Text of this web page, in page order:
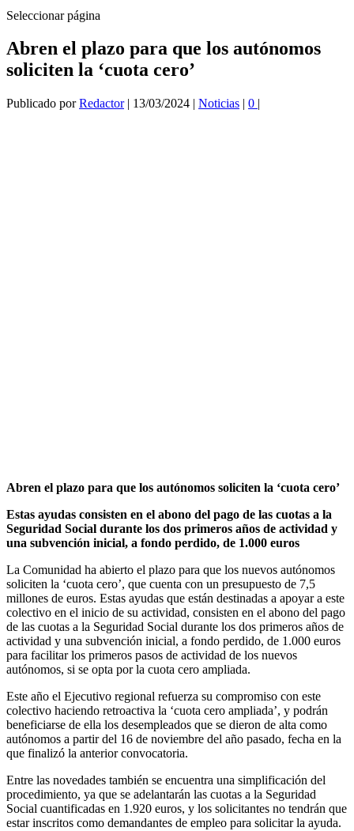
Seleccionar página
Abren el plazo para que los autónomos
soliciten la ‘cuota cero’
Publicado porRedactor| 13/03/2024 | Noticias | 0 |
Abren el plazo para que los autónomos soliciten la ‘cuota cero’
Estas ayudas consisten en el abono del pago de las cuotas a la
Seguridad Social durante los dos primeros años de actividad y
una subvención inicial, a fondo perdido, de 1.000 euros
La Comunidad ha abierto el plazo para que los nuevos autónomos
soliciten la ‘cuota cero’, que cuenta con un presupuesto de 7,5
millones de euros. Estas ayudas que están destinadas a apoyar a este
colectivo en el inicio de su actividad, consisten en el abono del pago
de las cuotas a la Seguridad Social durante los dos primeros años de
actividad y una subvención inicial, a fondo perdido, de 1.000 euros
para facilitar los primeros pasos de actividad de los nuevos
autónomos, si se opta por la cuota cero ampliada.
Este año el Ejecutivo regional refuerza su compromiso con este
colectivo haciendo retroactiva la ‘cuota cero ampliada’, y podrán
beneficiarse de ella los desempleados que se dieron de alta como
autónomos a partir del 16 de noviembre del año pasado, fecha en la
que finalizó la anterior convocatoria.
Entre las novedades también se encuentra una simplificación del
procedimiento, ya que se adelantarán las cuotas a la Seguridad
Social cuantificadas en 1.920 euros, y los solicitantes no tendrán que
estar inscritos como demandantes de empleo para solicitar la ayuda.